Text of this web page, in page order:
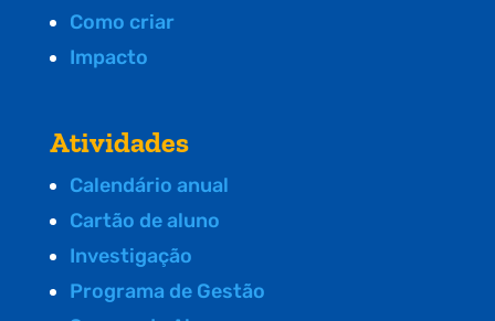
Como criar
Impacto
Atividades
Calendário anual
Cartão de aluno
Investigação
Programa de Gestão